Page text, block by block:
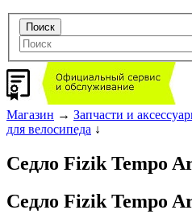
Магазин → Запчасти и
для велосипеда ↓
Седло Fizik Tempo
Седло Fizik Tempo